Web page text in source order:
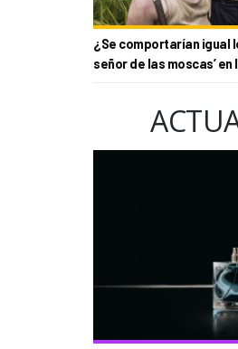
¿Se comportarían igual
señor de las moscas’